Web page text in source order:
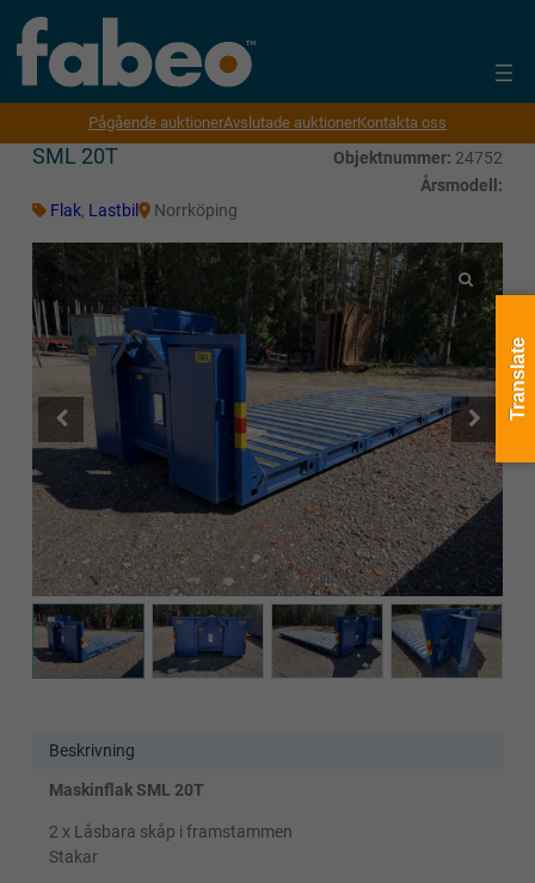
Pågående auktionerAvslutade auktionerKontakta oss
SML 20T Objektnummer: 24752
Årsmodell:
Flak, Lastbil Norrköping
Beskrivning
Maskinflak SML 20T
2 x Låsbara skåp i framstammen
Stakar
Translate